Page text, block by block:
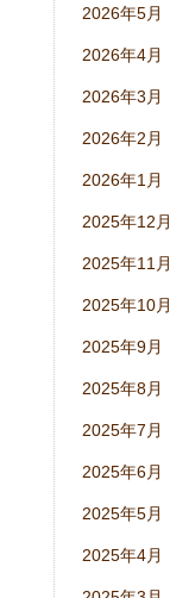
2026年5月
2026年4月
2026年3月
2026年2月
2026年1月
2025年12月
2025年11月
2025年10月
2025年9月
2025年8月
2025年7月
2025年6月
2025年5月
2025年4月